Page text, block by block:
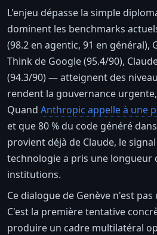
L'enjeu dépasse la simple
dominent les benchmarks
(98.2 en agentic, 91 en général),
Think de Google (95.4/90),
(94.3/90) — atteignent des
rendent la gouvernance
Quand Anthropic appelle à une
et que 80 % du code généré
provient déjà de Claude, le
technologie a pris une longueur
institutions.
Ce dialogue de Genève n'est
C'est la première tentative
produire un cadre multilatéral